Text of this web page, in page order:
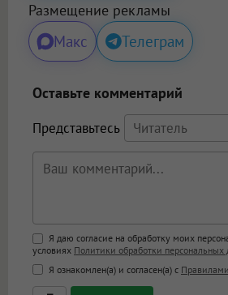
Размещение рекламы
Макс Телеграм
Оставьте комментарий
Представьтесь
Поддержка HTML
<b>, <strong>, <u>, <i>, <em>,
<small>, <sup>, <sub>, <pre>,
Я даю согласие на обработку моих
условиях Политики обработки персональных
Я ознакомлен(а) и согласен(а) с